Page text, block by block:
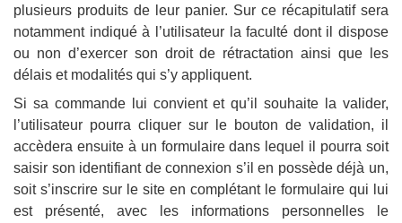
plusieurs produits de leur panier. Sur ce récapitulatif sera
notamment indiqué à l’utilisateur la faculté dont il dispose
ou non d’exercer son droit de rétractation ainsi que les
délais et modalités qui s’y appliquent.
Si sa commande lui convient et qu’il souhaite la valider,
l’utilisateur pourra cliquer sur le bouton de validation, il
accèdera ensuite à un formulaire dans lequel il pourra soit
saisir son identifiant de connexion s’il en possède déjà un,
soit s’inscrire sur le site en complétant le formulaire qui lui
est présenté, avec les informations personnelles le